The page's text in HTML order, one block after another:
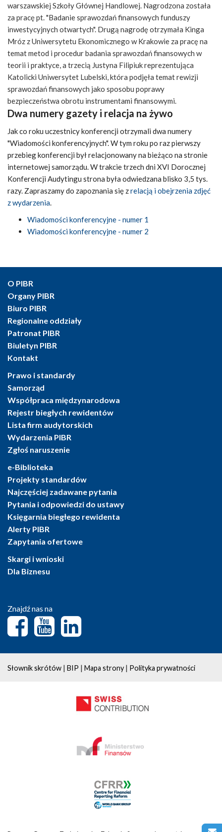
warszawskiej Szkoły Głównej Handlowej. Nagrodzona została
za pracę pt. "Badanie sprawozdań finansowych funduszy
inwestycyjnych otwartych". Drugą nagrodę otrzymała Kinga
Mróz z Uniwersytetu Ekonomicznego w Krakowie za pracę na
temat metod i procedur badania sprawozdań finansowych w
teorii i praktyce, a trzecią Justyna Filipiuk reprezentująca
Katolicki Uniwersytet Lubelski, która podjęła temat rewizji
sprawozdań finansowych jako sposobu poprawy
bezpieczeństwa obrotu instrumentami finansowymi.
Dwa numery gazety i relacja na żywo
Jak co roku uczestnicy konferencji otrzymali dwa numery
"Wiadomości konferencyjnych". W tym roku po raz pierwszy
przebieg konferencji był relacjonowany na bieżąco na stronie
internetowej samorządu. W trakcie trzech dni XVI Dorocznej
Konferencji Audytingu strona była odwiedzana blisko 3,5 tys.
razy. Zapraszamy do zapoznania się zrelacją i obejrzenia zdjęć
z wydarzenia.
Wiadomości konferencyjne - numer 1
Wiadomości konferencyjne - numer 2
O PIBR
Organy PIBR
Biuro PIBR
Regionalne oddziały
Patronat PIBR
Biuletyn PIBR
Kontakt
Prawo i standardy
Samorząd
Współpraca międzynarodowa
Rejestr biegłych rewidentów
Lista firm audytorskich
Wydarzenia PIBR
Zgłoś naruszenie
e-Biblioteka
Projekty standardów
Najczęściej zadawane pytania
Pytania i odpowiedzi do ustawy
Księgarnia biegłego rewidenta
Alerty PIBR
Zapytania ofertowe
Skargi i wnioski
Dla Biznesu
Znajdź nas na
Słownik skrótów | BIP | Mapa strony | Polityka prywatności